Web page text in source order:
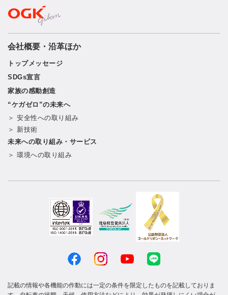
会社概要・沿革ほか
トップメッセージ
SDGs宣言
家族の感動創造
“ケガゼロ”の未来へ
＞ 安全性への取り組み
＞ 新技術
未来への取り組み・サービス
＞ 環境への取り組み
記載の情報や各機能の作動には一定の条件を限定したものを記載しておりま